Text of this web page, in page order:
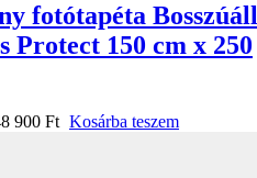
fotótapéta
Protect 150 cm x 250
900 Ft Kosárba teszem